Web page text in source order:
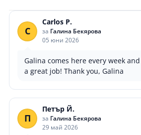
C
Carlos P.
за Галина Бекярова
05 юни 2026
Galina comes here every week
a great job! Thank you, Galina
П
Петър Й.
за Галина Бекярова
29 май 2026